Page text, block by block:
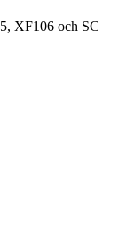
XF106 och SC